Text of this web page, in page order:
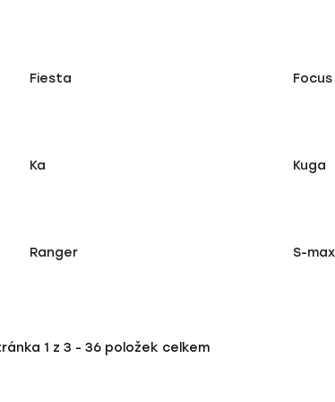
Fiesta Focus
Ka Kuga
Ranger S-max
1 z 3 - 36 položek celkem